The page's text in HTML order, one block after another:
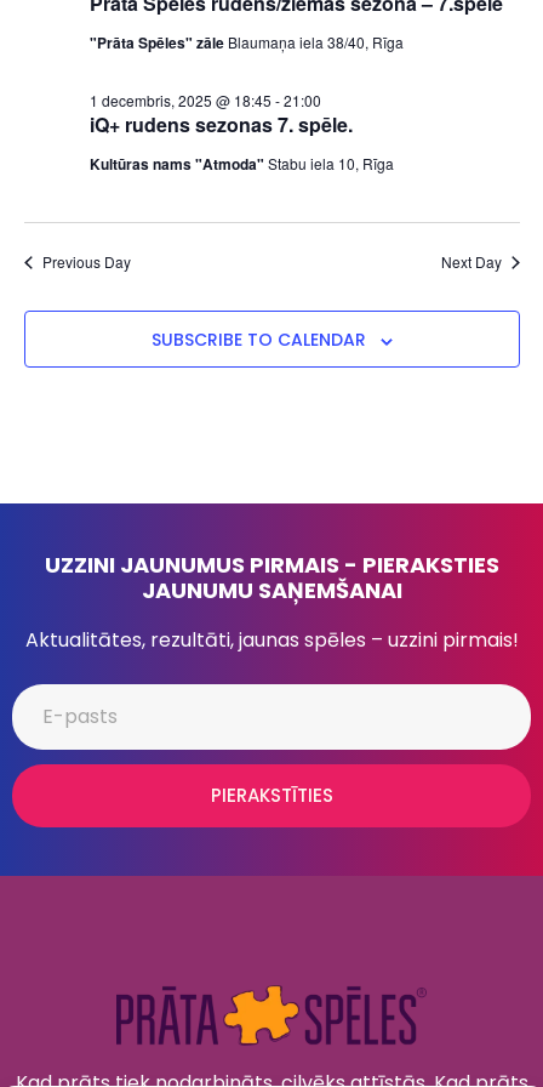
"Prāta Spēles" zāle Blaumaņa iela 38/40, Rīga
iQ+ rudens sezonas 7. spēle.
1 decembris, 2025 @ 18:45 -21:00
Kultūras nams "Atmoda" Stabu iela 10, Rīga
Previous Day Next Day
SUBSCRIBE TO CALENDAR
UZZINI JAUNUMUS PIRMAIS - PIERAKSTIES
JAUNUMU SAŅEMŠANAI
Aktualitātes, rezultāti, jaunas spēles – uzzini pirmais!
PIERAKSTĪTIES